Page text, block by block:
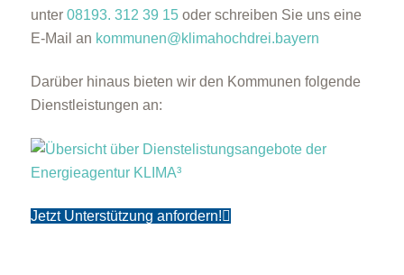
unter 08193. 312 39 15oder schreiben Sie uns eine
E-Mail an kommunen@klimahochdrei.bayern
Darüber hinaus bieten wir den Kommunen folgende
Dienstleistungen an:
Jetzt Unterstützung anfordern!